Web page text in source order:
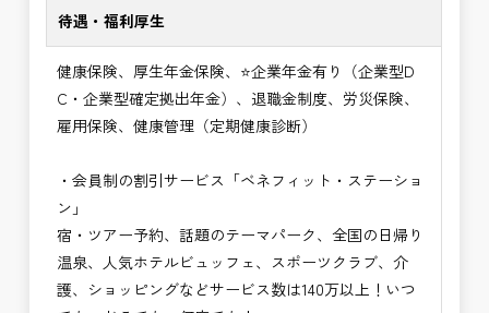
待遇・福利厚生
健康保険、厚生年金保険、⭐企業年金有り（企業型D
C・企業型確定拠出年金）、退職金制度、労災保険、
雇用保険、健康管理（定期健康診断）
・会員制の割引サービス「ベネフィット・ステーショ
ン」
宿・ツアー予約、話題のテーマパーク、全国の日帰り
温泉、人気ホテルビュッフェ、スポーツクラブ、介
護、ショッピングなどサービス数は140万以上！いつ